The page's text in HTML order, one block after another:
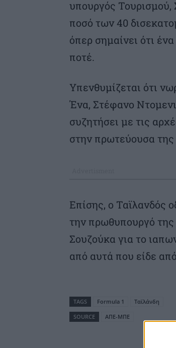
υπουργός Τουρισμού,
ποσό των 40
όπερ σημαίνει ότι
ποτέ.
Υπενθυμίζεται ότι
Ένα, Στέφανο
συζητήσει με τις
στην πρωτεύουσα της
Επίσης, ο Ταϊλανδός
την πρωθυπουργό της
Σουζούκα για το
από αυτά που είδε
TAGS Formula 1
Ταϊλάνδη
SOURCE
ΑΠΕ-ΜΠΕ